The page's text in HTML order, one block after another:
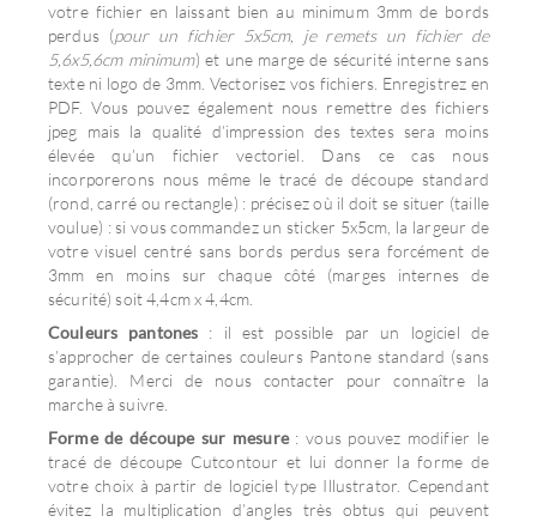
votre fichier en laissant bien au minimum 3mm de bords
perdus (pour un fichier 5x5cm, je remets un fichier de
5,6x5,6cm minimum) et une marge de sécurité interne sans
texte ni logo de 3mm. Vectorisez vos fichiers. Enregistrez en
PDF. Vous pouvez également nous remettre des fichiers
jpeg mais la qualité d’impression des textes sera moins
élevée qu’un fichier vectoriel. Dans ce cas nous
incorporerons nous même le tracé de découpe standard
(rond, carré ou rectangle) : précisez où il doit se situer (taille
voulue) : si vous commandez un sticker 5x5cm, la largeur de
votre visuel centré sans bords perdus sera forcément de
3mm en moins sur chaque côté (marges internes de
sécurité) soit 4,4cm x 4,4cm.
Couleurs pantones : il est possible par un logiciel de
s’approcher de certaines couleurs Pantone standard (sans
garantie). Merci de nous contacter pour connaître la
marche à suivre.
Forme de découpe sur mesure : vous pouvez modifier le
tracé de découpe Cutcontour et lui donner la forme de
votre choix à partir de logiciel type Illustrator. Cependant
évitez la multiplication d’angles très obtus qui peuvent